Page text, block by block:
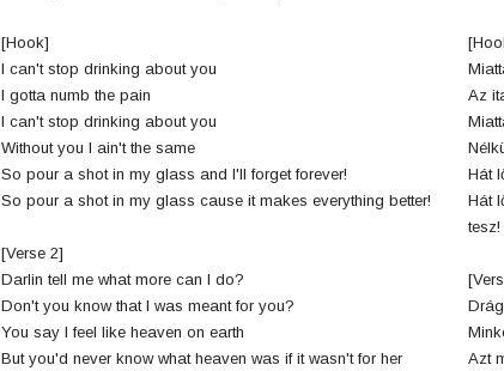
[Hook]
I can't stop drinking about you
I gotta numb the pain
I can't stop drinking about you
Without you I ain't the same
So pour a shot in my glass and I'll forget forever!
So pour a shot in my glass cause it makes everything better!
[Verse 2]
Darlin tell me what more can I do?
Don't you know that I was meant for you?
You say I feel like heaven on earth
But you'd never know what heaven was if it wasn't for her
Az
Hát
Hát
tesz!
Azt